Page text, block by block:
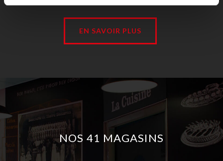
EN SAVOIR PLUS
NOS 41 MAGASINS